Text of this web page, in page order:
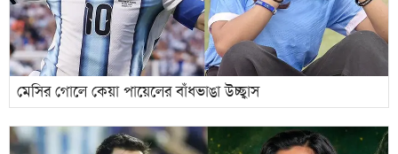
মেসির গোলে কেয়া পায়েলের বাঁধভাঙা উচ্ছ্বাস